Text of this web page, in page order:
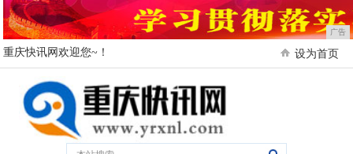
广告
重庆快讯网欢迎您~！ 设为首页